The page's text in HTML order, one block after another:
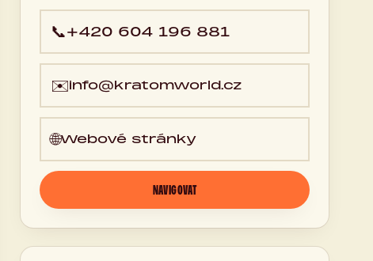
📞+420 604 196 881
✉️info@kratomworld.cz
🌐Webové stránky
NAVIGOVAT